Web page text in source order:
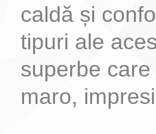
caldă și
tipuri ale
superbe
maro,